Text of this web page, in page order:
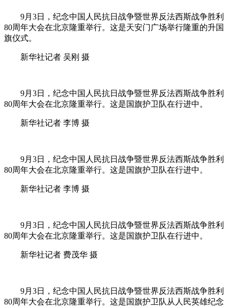
9月3日，纪念中国人民抗日战争暨世界反法西斯战争胜利
80周年大会在北京隆重举行。这是天安门广场举行隆重的升国
旗仪式。
新华社记者 吴刚 摄
9月3日，纪念中国人民抗日战争暨世界反法西斯战争胜利
80周年大会在北京隆重举行。这是国旗护卫队在行进中。
新华社记者 李博 摄
9月3日，纪念中国人民抗日战争暨世界反法西斯战争胜利
80周年大会在北京隆重举行。这是国旗护卫队在行进中。
新华社记者 李博 摄
9月3日，纪念中国人民抗日战争暨世界反法西斯战争胜利
80周年大会在北京隆重举行。这是国旗护卫队在行进中。
新华社记者 费茂华 摄
9月3日，纪念中国人民抗日战争暨世界反法西斯战争胜利
80周年大会在北京隆重举行。这是国旗护卫队从人民英雄纪念